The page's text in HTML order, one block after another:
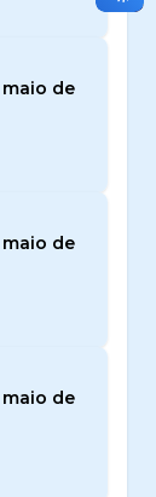
maio de
maio de
maio de